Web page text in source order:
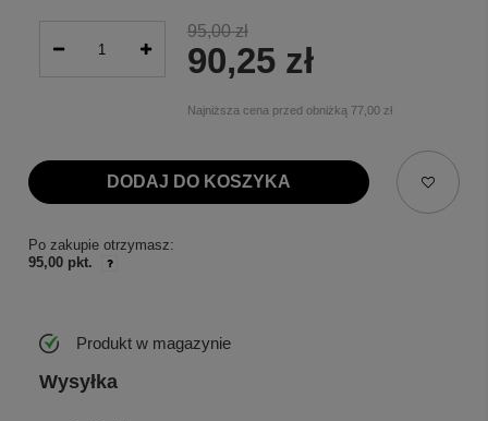
95,00 zł
90,25 zł
Najniższa cena przed obniżką 77,00 zł
DODAJ DO KOSZYKA
Po zakupie otrzymasz:
95,00 pkt.
Produkt w magazynie
Wysyłka